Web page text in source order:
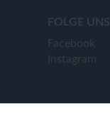
FOLGE UNS
Facebook
Instagram